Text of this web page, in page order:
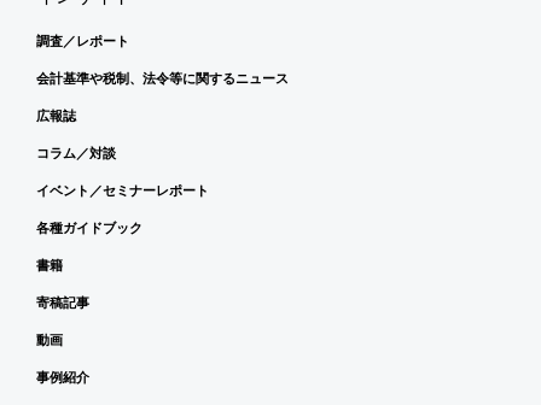
調査／レポート
会計基準や税制、法令等に関するニュース
広報誌
コラム／対談
イベント／セミナーレポート
各種ガイドブック
書籍
寄稿記事
動画
事例紹介